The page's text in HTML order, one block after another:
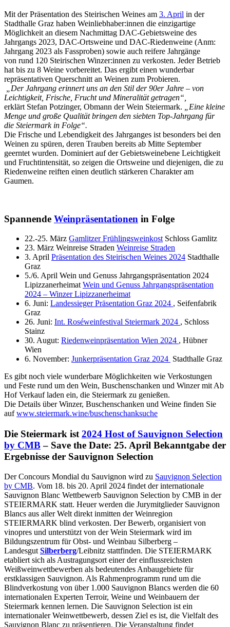
Mit der Präsentation des Steirischen Weines am 3. April in der
Stadthalle Graz haben Weinliebhaber:innen die einzigartige
Möglichkeit an diesem Nachmittag DAC-Gebietsweine des
Jahrgangs 2023, DAC-Ortsweine und DAC-Riedenweine (Anm:
Jahrgang 2023 als Fassproben) sowie auch reifere Jahrgänge
von rund 120 Steirischen Winzer:innen zu verkosten. Jeder Betrieb
hat bis zu 8 Weine vorbereitet. Das ergibt einen wunderbar
repräsentativen Querschnitt an Weinen zum Probieren.
„Der Jahrgang erinnert uns an den Stil der 90er Jahre – von
Leichtigkeit, Frische, Frucht und Mineralität getragen“,
erklärt Stefan Potzinger, Obmann der Wein Steiermark.
„Eine kleine
Menge und große Qualität bringen den siebten Top-Jahrgang für
die Steiermark in Folge“.
Die Frische und Lebendigkeit des Jahrganges ist besonders bei den
Weinen zu spüren, deren Trauben bereits ab Mitte September
geerntet wurden. Dominiert auf der Gebietsweinebene Leichtigkeit
und Fruchtintensität, so zeigen die Ortsweine und diejenigen, die zu
Riedenweine reiften einen deutlich stärkeren Charakter am
Gaumen.
Spannende Weinpräsentationen in Folge
22.-25. März Gamlitzer FrühlingsweinkostSchloss Gamlitz
23. März Weinreise Straden Weinreise Straden
3. April Präsentation des Steirischen Weines 2024 Stadthalle
Graz
5./6. April Wein und Genuss Jahrgangspräsentation 2024
LipizzanerheimatWein und Genuss Jahrgangspräsentation
2024 – Winzer Lipizzanerheimat
6. Juni: Landessieger Präsentation Graz 2024 , Seifenfabrik
Graz
26. Juni: Int. Roséweinfestival Steiermark 2024 , Schloss
Stainz
30. Augut: Riedenweinpräsentation Wien 2024 , Hübner
Wien
6. November: Junkerpräsentation Graz 2024 Stadthalle Graz
Es gibt noch viele wunderbare Möglichkeiten wie Verkostungen
und Feste rund um den Wein, Buschenschanken und Winzer mit Ab
Hof Verkauf laden ein, die Steiermark zu genießen.
Die Details über Winzer, Buschenschanken und Weine finden Sie
aufwww.steiermark.wine/buschenschanksuche
Die Steiermark ist2024 Host of Sauvignon Selection
by CMB– Save the Date: 25. April Bekanntgabe der
Ergebnisse der Sauvignon Selection
Der Concours Mondial du Sauvignon wird zu Sauvignon Selection
by CMB. Vom 18. bis 20. April 2024 findet der internationale
Sauvignon Blanc Wettbewerb Sauvignon Selection by CMB in der
STEIERMARK statt. Heuer werden die Jurymitglieder Sauvignon
Blancs aus aller Welt direkt inmitten der Weinregion
STEIERMARK blind verkosten. Der Bewerb, organisiert von
vinopres und unterstützt von der Wein Steiermark wird im
Bildungszentrum für Obst- und Weinbau Silberberg –
Landesgut Silberberg/Leibnitz stattfinden. Die STEIERMARK
etabliert sich als Austragungsort einer der einflussreichsten
Weißweinwettbewerben als bedeutendes Anbaugebiete für
erstklassigen Sauvignon. Als Rahmenprogramm rund um die
Blindverkostung von über 1.000 Sauvignon Blancs werden die 60
internationalen Experten Terroir, Weine und Weinbauern der
Steiermark kennen lernen. Die Sauvignon Selection ist ein
internationaler Weinwettbewerb, dessen Ziel es ist, die Vielfalt des
Sauvignon Blanc zu präsentieren. Die Veranstaltung findet